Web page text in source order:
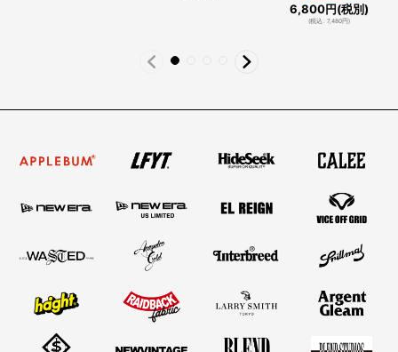
6,800円(税別)
(税込: 7,480円)